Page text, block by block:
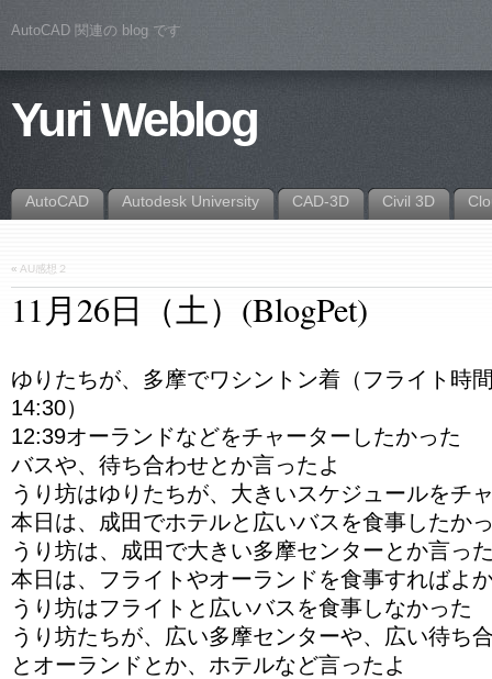
AutoCAD 関連の blog です
Yuri Weblog
AutoCAD Autodesk University CAD-3D Civil 3D
« AU感想２
11月26日（土）(BlogPet)
ゆりたちが、多摩でワシントン着（フライト時
14:30）
12:39オーランドなどをチャーターしたかった
バスや、待ち合わせとか言ったよ
うり坊はゆりたちが、大きいスケジュールをチ
本日は、成田でホテルと広いバスを食事したか
うり坊は、成田で大きい多摩センターとか言っ
本日は、フライトやオーランドを食事すればよ
うり坊はフライトと広いバスを食事しなかった
うり坊たちが、広い多摩センターや、広い待ち
とオーランドとか、ホテルなど言ったよ